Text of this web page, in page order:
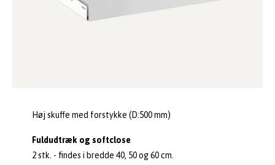
Høj skuffe med forstykke (D:500 mm)
Fuldudtræk og softclose
2 stk. - findes i bredde 40, 50 og 60 cm.